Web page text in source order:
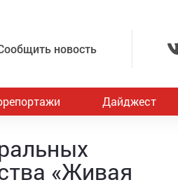
новость
Дайджест
«Живая